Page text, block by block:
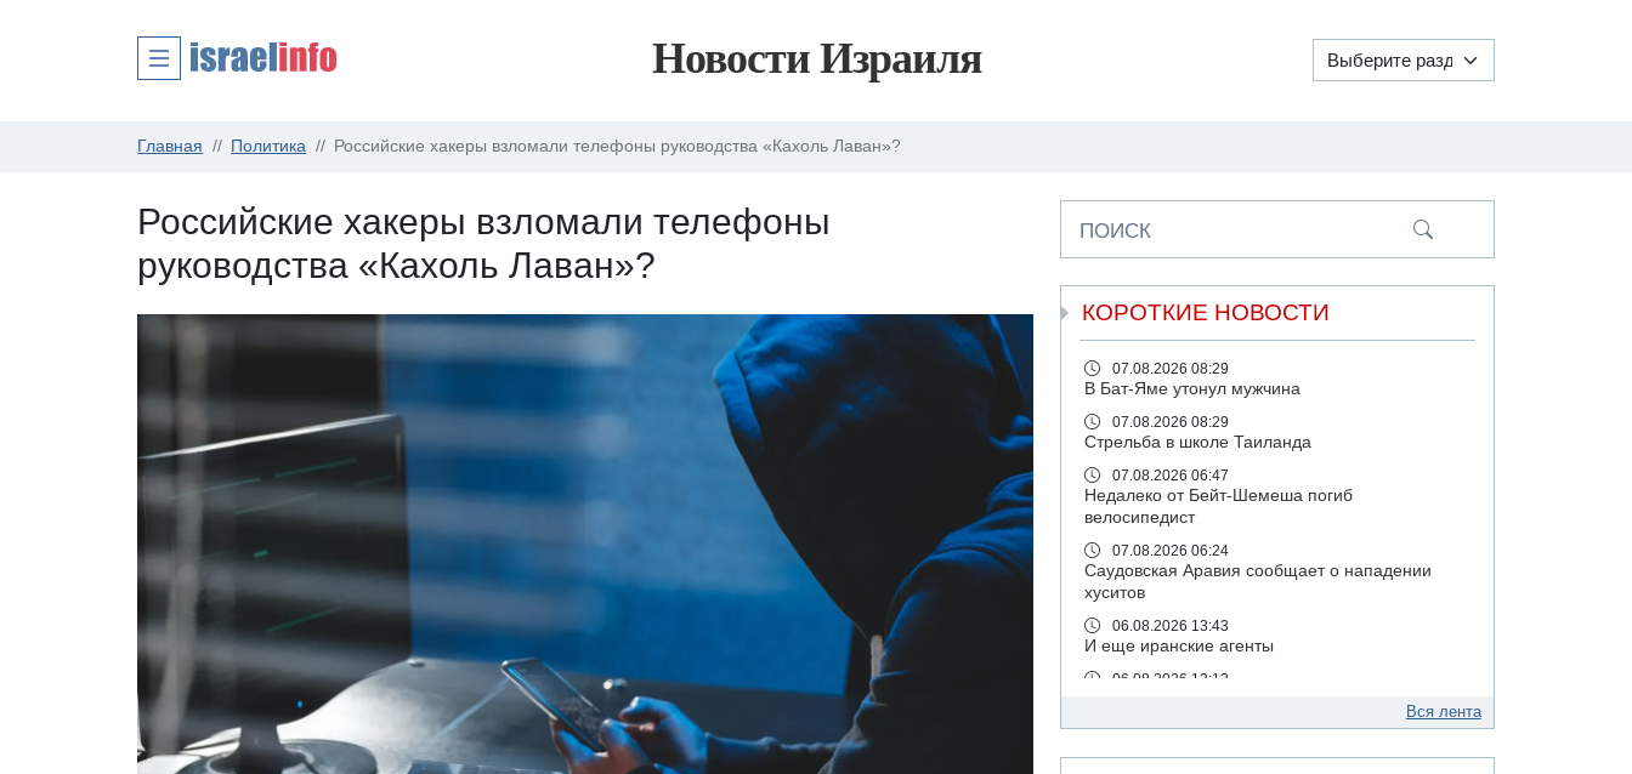
Новости Израиля
Главная Политика Российские хакеры взломали телефоны руководства «Кахоль Лаван»?
Российские хакеры взломали телефоны
руководства «Кахоль Лаван»?
ПОИСК
КОРОТКИЕ НОВОСТИ
07.08.2026 08:29
В Бат-Яме утонул мужчина
07.08.2026 08:29
Стрельба в школе Таиланда
07.08.2026 06:47
Недалеко от Бейт-Шемеша погиб
велосипедист
07.08.2026 06:24
Саудовская Аравия сообщает о нападении
хуситов
06.08.2026 13:43
И еще иранские агенты
06.08.2026 13:13
06.08.2026 13:07
Вся лента